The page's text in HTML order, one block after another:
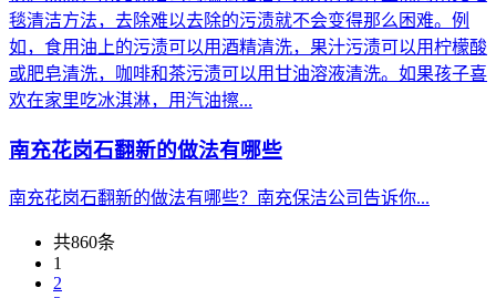
毯清洁方法，去除难以去除的污渍就不会变得那么困难。例
如，食用油上的污渍可以用酒精清洗，果汁污渍可以用柠檬酸
或肥皂清洗，咖啡和茶污渍可以用甘油溶液清洗。如果孩子喜
欢在家里吃冰淇淋，用汽油擦...
南充花岗石翻新的做法有哪些
南充花岗石翻新的做法有哪些？南充保洁公司告诉你...
共860条
1
2